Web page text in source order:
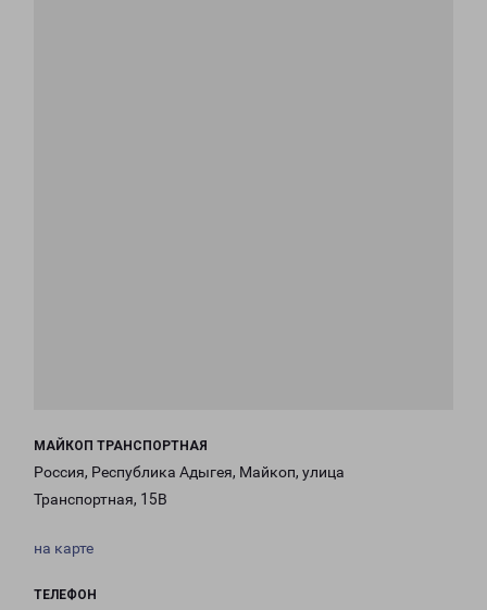
МАЙКОП ТРАНСПОРТНАЯ
Россия, Республика Адыгея, Майкоп, улица
Транспортная, 15В
на карте
ТЕЛЕФОН